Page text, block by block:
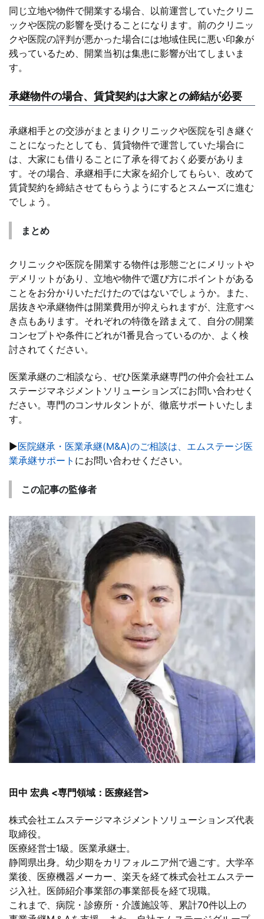
同じ立地や物件で開業する場合、以前運営していたクリニ
ックや医院の影響を受けることになります。前のクリニッ
クや医院の評判が悪かった場合には地域住民に悪い印象が
残っているため、開業当初は集患に影響が出てしまいま
す。
承継物件の場合、賃貸契約は大家との締結が必要
承継相手との交渉がまとまりクリニックや医院を引き継ぐ
ことになったとしても、賃貸物件で運営していた場合に
は、大家にも借りることに了承を得ておく必要がありま
す。その場合、承継相手に大家を紹介してもらい、改めて
賃貸契約を締結させてもらうようにするとスムーズに進む
でしょう。
まとめ
クリニックや医院を開業する物件は形態ごとにメリットや
デメリットがあり、立地や物件で選び方にポイントがある
ことをお分かりいただけたのではないでしょうか。また、
居抜きや承継物件は開業費用が抑えられますが、注意すべ
き点もあります。それぞれの特徴を踏まえて、自分の開業
コンセプトや条件にどれが1番見合っているのか、よく検
討されてください。
医業承継のご相談なら、ぜひ医業承継専門の仲介会社エム
ステージマネジメントソリューションズにお問い合わせく
ださい。専門のコンサルタントが、徹底サポートいたしま
す。
▶医院継承・医業承継(M&A)のご相談は、エムステージ医
業承継サポート にお問い合わせください。
この記事の監修者
田中 宏典 <専門領域：医療経営>
株式会社エムステージマネジメントソリューションズ代表
取締役。
医療経営士1級。医業承継士。
静岡県出身。幼少期をカリフォルニア州で過ごす。大学卒
業後、医療機器メーカー、楽天を経て株式会社エムステー
ジ入社。医師紹介事業部の事業部長を経て現職。
これまで、病院・診療所・介護施設等、累計70件以上の